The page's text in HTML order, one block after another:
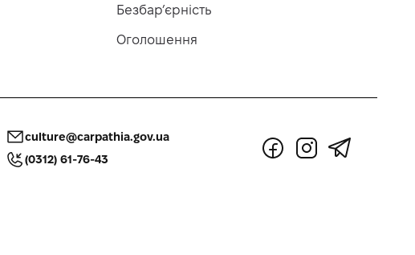
Безбар’єрність
Оголошення
culture@carpathia.gov.ua
(0312) 61-76-43